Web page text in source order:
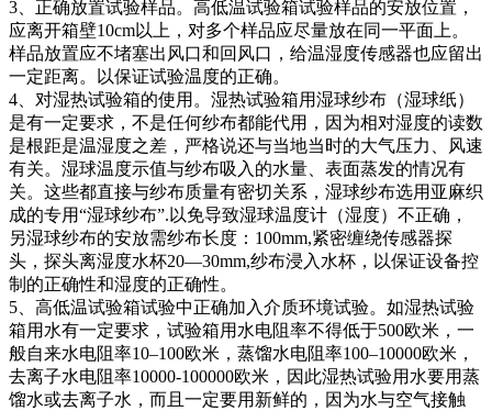
3、正确放置试验样品。高低温试验箱试验样品的安放位置，
应离开箱壁10cm以上，对多个样品应尽量放在同一平面上。
样品放置应不堵塞出风口和回风口，给温湿度传感器也应留出
一定距离。以保证试验温度的正确。
4、对湿热试验箱的使用。湿热试验箱用湿球纱布（湿球纸）
是有一定要求，不是任何纱布都能代用，因为相对湿度的读数
是根距是温湿度之差，严格说还与当地当时的大气压力、风速
有关。湿球温度示值与纱布吸入的水量、表面蒸发的情况有
关。这些都直接与纱布质量有密切关系，湿球纱布选用亚麻织
成的专用“湿球纱布”.以免导致湿球温度计（湿度）不正确，
另湿球纱布的安放需纱布长度：100mm,紧密缠绕传感器探
头，探头离湿度水杯20—30mm,纱布浸入水杯，以保证设备控
制的正确性和湿度的正确性。
5、高低温试验箱试验中正确加入介质环境试验。如湿热试验
箱用水有一定要求，试验箱用水电阻率不得低于500欧米，一
般自来水电阻率10–100欧米，蒸馏水电阻率100–10000欧米，
去离子水电阻率10000-100000欧米，因此湿热试验用水要用蒸
馏水或去离子水，而且一定要用新鲜的，因为水与空气接触